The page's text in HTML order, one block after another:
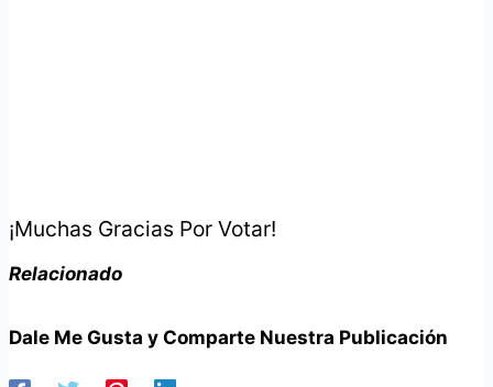
¡Muchas Gracias Por Votar!
Relacionado
Dale Me Gusta y Comparte Nuestra Publicación